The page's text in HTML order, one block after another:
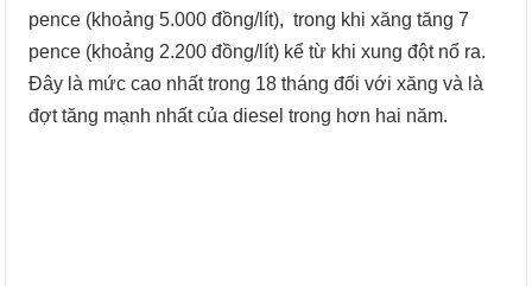
pence (khoảng 5.000 đồng/lít), trong khi xăng tăng 7
pence (khoảng 2.200 đồng/lít) kể từ khi xung đột nổ ra.
Đây là mức cao nhất trong 18 tháng đối với xăng và là
đợt tăng mạnh nhất của diesel trong hơn hai năm.